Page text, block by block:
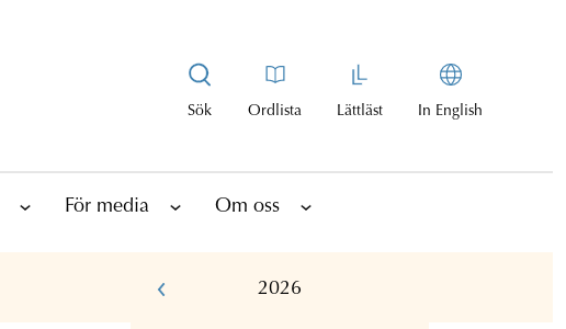
Sök Ordlista Lättläst In English
För media Om oss
2026